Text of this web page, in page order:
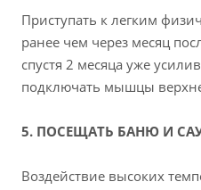
Приступать к легким
ранее чем через месяц
спустя 2 месяца уже
подключать мышцы
5. ПОСЕЩАТЬ БАНЮ И
Воздействие высоких